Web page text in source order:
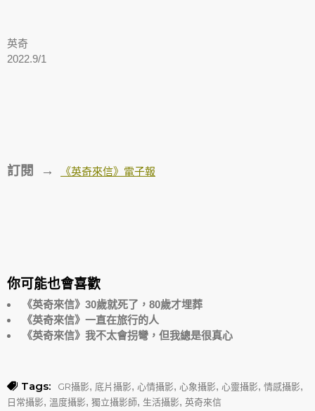
英奇
2022.9/1
訂閱 → 《英奇來信》電子報
你可能也會喜歡
《英奇來信》30歲就死了，80歲才埋葬
《英奇來信》一直在旅行的人
《英奇來信》我不太會拐彎，但我總是很真心
Tags: GR攝影, 底片攝影, 心情攝影, 心象攝影, 心靈攝影, 情感攝影,
日常攝影, 溫度攝影, 獨立攝影師, 生活攝影, 英奇來信